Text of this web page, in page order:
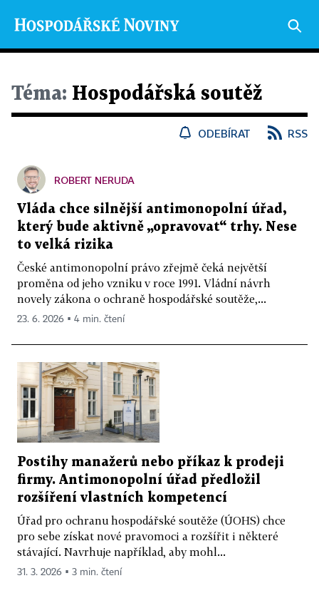
Téma: Hospodářská soutěž
ODEBÍRAT RSS
ROBERT NERUDA
Vláda chce silnější antimonopolní úřad,
který bude aktivně „opravovat“ trhy. Nese
to velká rizika
České antimonopolní právo zřejmě čeká největší
proměna od jeho vzniku v roce 1991. Vládní návrh
novely zákona o ochraně hospodářské soutěže,...
23. 6. 2026 ▪ 4 min. čtení
Postihy manažerů nebo příkaz k prodeji
firmy. Antimonopolní úřad předložil
rozšíření vlastních kompetencí
Úřad pro ochranu hospodářské soutěže (ÚOHS) chce
pro sebe získat nové pravomoci a rozšířit i některé
stávající. Navrhuje například, aby mohl...
31. 3. 2026 ▪ 3 min. čtení